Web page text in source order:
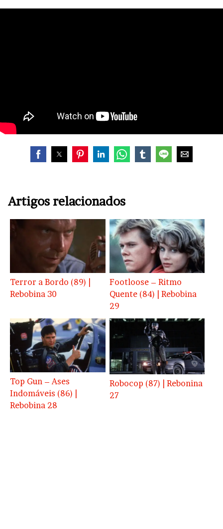
Artigos relacionados
Terror a Bordo (89) |
Rebobina 30
Footloose – Ritmo
Quente (84) | Rebobina
29
Top Gun – Ases
Indomáveis (86) |
Rebobina 28
Robocop (87) | Rebonina
27